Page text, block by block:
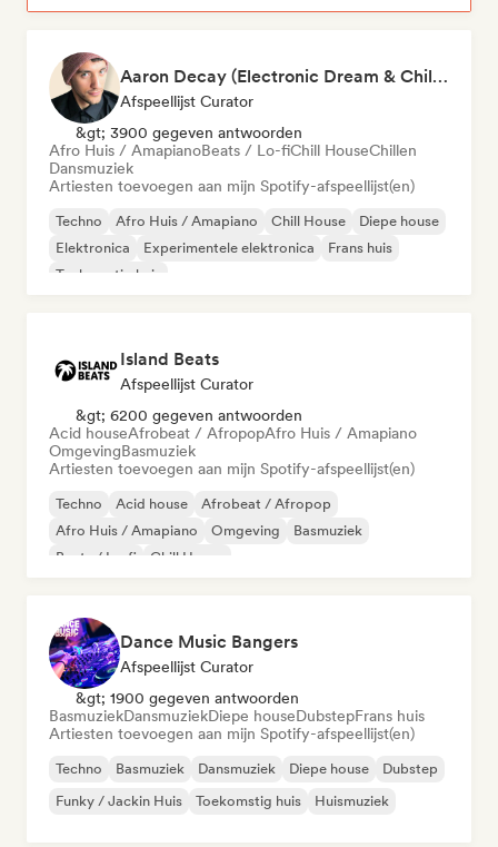
Aaron Decay (Electronic Dream & Chill Electronic Dream playlists)
Afspeellijst Curator
&gt; 3900 gegeven antwoorden
Afro Huis / AmapianoBeats / Lo-fiChill HouseChillen
Dansmuziek
Artiesten toevoegen aan mijn Spotify-afspeellijst(en)
Techno Afro Huis / Amapiano Chill House
Diepe house
Elektronica
Experimentele elektronica
Frans huis
Toekomstig huis
Island Beats
Afspeellijst Curator
&gt; 6200 gegeven antwoorden
Acid houseAfrobeat / AfropopAfro Huis / Amapiano
OmgevingBasmuziek
Artiesten toevoegen aan mijn Spotify-afspeellijst(en)
Techno Acid house
Afrobeat / Afropop
Afro Huis / Amapiano
Omgeving
Basmuziek
Beats / Lo-fi
Chill House
Dance Music Bangers
Afspeellijst Curator
&gt; 1900 gegeven antwoorden
BasmuziekDansmuziekDiepe houseDubstepFrans huis
Artiesten toevoegen aan mijn Spotify-afspeellijst(en)
Techno Basmuziek Dansmuziek Diepe house
Dubstep
Funky / Jackin Huis
Toekomstig huis Huismuziek